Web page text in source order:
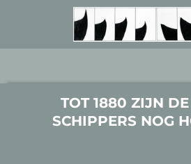
TOT 1880 ZIJN DE
SCHIPPERS NOG